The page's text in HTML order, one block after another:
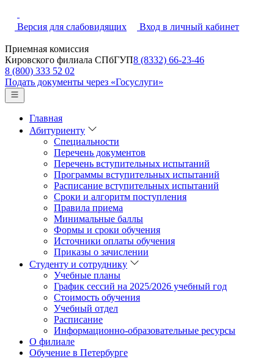
Версия для слабовидящих Вход в личный кабинет
Приемная комиссия
Кировского филиала СПбГУП8 (8332) 66-23-46
8 (800) 333 52 02
Подать документы через «Госуслуги»
Главная
Абитуриенту
Специальности
Перечень документов
Перечень вступительных испытаний
Программы вступительных испытаний
Расписание вступительных испытаний
Сроки и алгоритм поступления
Правила приема
Минимальные баллы
Формы и сроки обучения
Источники оплаты обучения
Приказы о зачислении
Студенту и сотруднику
Учебные планы
График сессий на 2025/2026 учебный год
Стоимость обучения
Учебный отдел
Расписание
Информационно-образовательные ресурсы
О филиале
Обучение в Петербурге